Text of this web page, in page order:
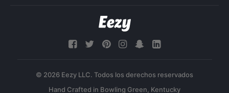
© 2026 Eezy LLC. Todos los derechos reservados